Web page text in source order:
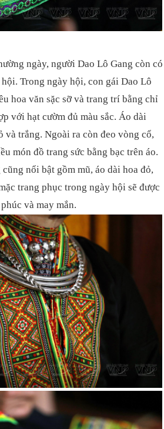
ngày, người Dao Lô Gang còn có
Trong ngày hội, con gái Dao Lô
hoa văn sặc sỡ và trang trí bằng chỉ
với hạt cườm đủ màu sắc. Áo dài
và trắng. Ngoài ra còn đeo vòng cổ,
món đồ trang sức bằng bạc trên áo.
nổi bật gồm mũ, áo dài hoa đỏ,
trang phục trong ngày hội sẽ được
và may mắn.